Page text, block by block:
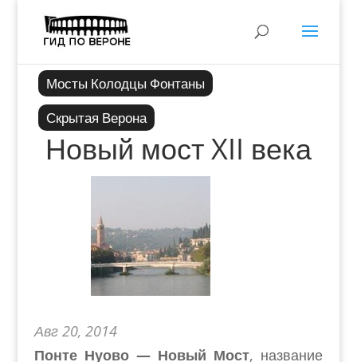
Мосты Колодцы Фонтаны
Скрытая Верона
Новый мост XII века
Авг 20, 2014
Понте Нуово — Новый Мост, название